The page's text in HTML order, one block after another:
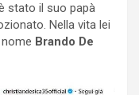
stato il suo papà
Nella vita lei
Brando De